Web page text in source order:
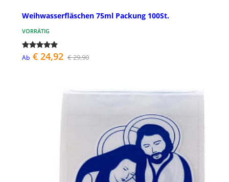
Weihwasserfläschen 75ml Packung 100St.
VORRÄTIG
Ab € 24,92 € 29,90